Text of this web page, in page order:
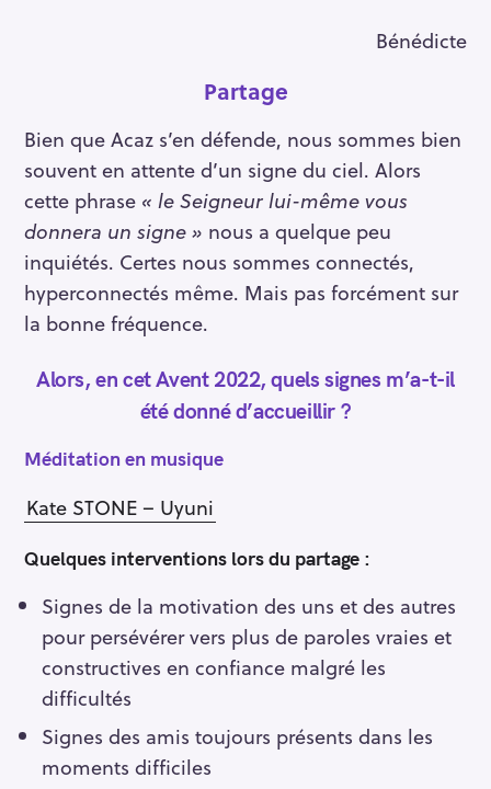
Bénédicte
Partage
Bien que Acaz s’en défende, nous sommes bien
souvent en attente d’un signe du ciel. Alors
cette phrase « le Seigneur lui-même vous
donnera un signe » nous a quelque peu
inquiétés. Certes nous sommes connectés,
hyperconnectés même. Mais pas forcément sur
la bonne fréquence.
Alors, en cet Avent 2022, quels signes m’a-t-il
été donné d’accueillir ?
Méditation en musique
Kate STONE – Uyuni
Quelques interventions lors du partage :
Signes de la motivation des uns et des autres
pour persévérer vers plus de paroles vraies et
constructives en confiance malgré les
difficultés
Signes des amis toujours présents dans les
moments difficiles